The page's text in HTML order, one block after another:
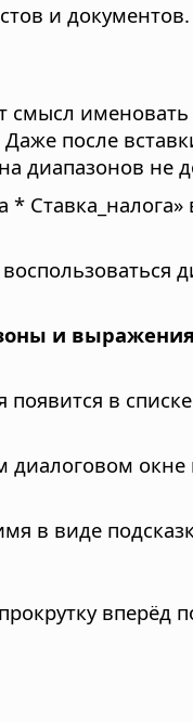
и документов.
смысл
после
диапазонов не
и
появится в
диалоговом
в виде